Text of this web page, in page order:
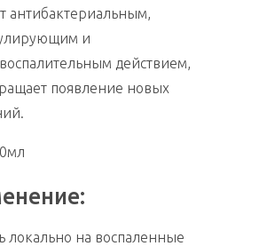
антибактериальным,
и
действием,
появление новых
локально на воспаленные